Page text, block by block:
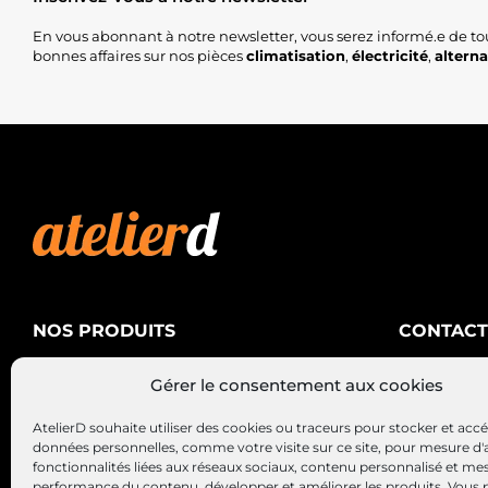
Gérer le consentement aux cookies
AtelierD souhaite utiliser des cookies ou traceurs pour stocker et
données personnelles, comme votre visite sur ce site, pour mesure
fonctionnalités liées aux réseaux sociaux, contenu personnalisé et
En vous abonnant à notre newsletter, vous serez informé.e de
bonnes affaires sur nos piècesclimatisation, électricité,
NOS PRODUITS
Alternateurs – Démarreurs
CONTACT
AtelierD
88200
03 29 22 34